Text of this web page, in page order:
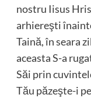
nostru Iisus
arhiereşti
Taină, în seara
aceasta S-a
Săi prin
Tău păzeşte-i